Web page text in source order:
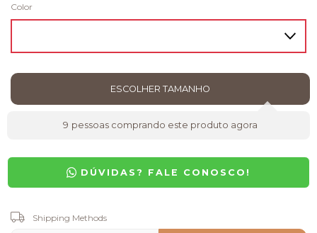
Color
9 pessoas comprando este produto agora
DÚVIDAS? FALE CONOSCO!
Shipping for zipcode:
Shipping Methods